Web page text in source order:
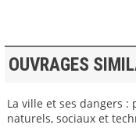
OUVRAGES
La ville et ses dangers
naturels, sociaux et